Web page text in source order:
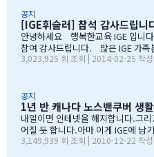
정말 대단합니다.발론티어로 돌아가
처음 왔을 떼 G4 영어도 잘 못하고
엉뚱한 짓을 할 때도 선생님께서 괜
거라고 말씀해주시고아이의 작은 장
크게 칭찬해주시고학년 마지막 주에
공지
[IGE휘슬러] 참석 감사드립
안녕하세요 행복한교육 IGE 입니
참여 감사드립니다. 많은 IGE 가족
빛내주셔서 감사드립니다. 안타깝
장님, 웨스트캐나다 보험 김정중부
CHOOL 부서에 김미정선생님, 박숙
무실에 김의정팀장님, 김예경님
로 요번 행사를 진행해주신 전준성
까지 준비해주신 본부장님 수고많
3,023,925 회 조회 | 2014-02-25 작성
공지
1년 반 캐나다 노스밴쿠버 생
내일이면 인테넷을 해지합니다.그
어질 듯 합니다.아마 이게 IGE에 남
1년 반동안의 시간...저희 아이들에
3,149,939 회 조회 | 2010-12-22 작성